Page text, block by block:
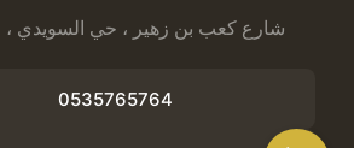
شارع كعب بن زهير ، حي السويدي ،
0535765764